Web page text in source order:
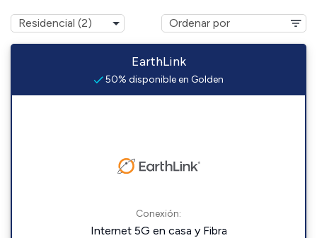
EarthLink
50% disponible en Golden
Conexión:
Internet 5G en casa y Fibra